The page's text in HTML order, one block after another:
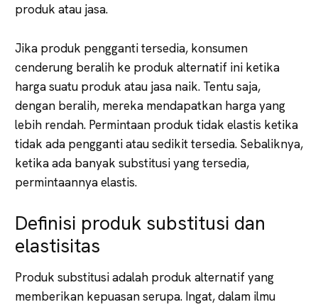
produk atau jasa.
Jika produk pengganti tersedia, konsumen
cenderung beralih ke produk alternatif ini ketika
harga suatu produk atau jasa naik. Tentu saja,
dengan beralih, mereka mendapatkan harga yang
lebih rendah. Permintaan produk tidak elastis ketika
tidak ada pengganti atau sedikit tersedia. Sebaliknya,
ketika ada banyak substitusi yang tersedia,
permintaannya elastis.
Definisi produk substitusi dan
elastisitas
Produk substitusi adalah produk alternatif yang
memberikan kepuasan serupa. Ingat, dalam ilmu